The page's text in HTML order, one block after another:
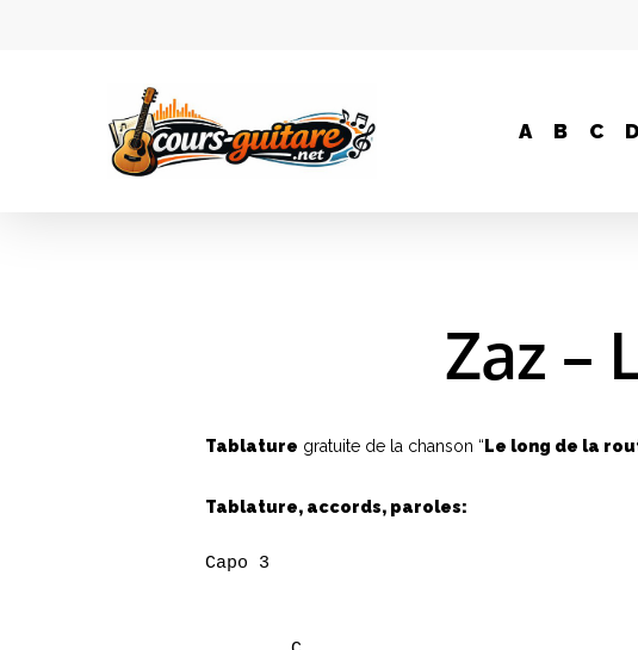
A B C D
Zaz –
Tablature gratuite de la chanson “ Le long de la
Tablature, accords, paroles:
Capo 3